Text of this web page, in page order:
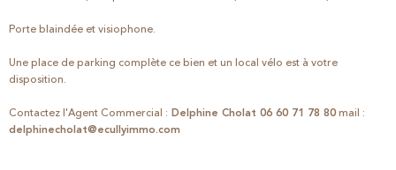
Porte blaindée et visiophone.
Une place de parking complète ce bien et un local vélo est à votre
disposition.
Contactez l'Agent Commercial : Delphine Cholat 06 60 71 78 80mail :
delphinecholat@ecullyimmo.com